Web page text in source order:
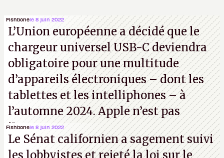
Fishbonele 8 juin 2022
L’Union européenne a décidé que le
chargeur universel USB-C deviendra
obligatoire pour une multitude
d’appareils électroniques – dont les
tablettes et les intelliphones – à
l’automne 2024. Apple n’est pas
iJouasse.
Fishbonele 8 juin 2022
Le Sénat californien a sagement suivi
les lobbyistes et rejeté la loi sur le